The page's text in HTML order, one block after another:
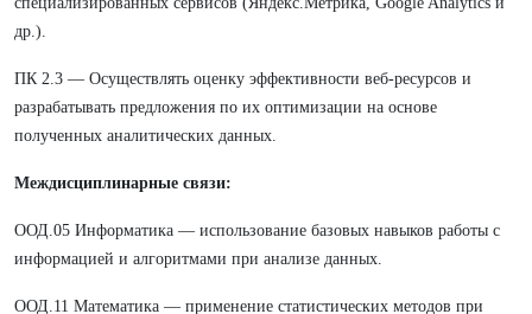
др.).
ПК 2.3 — Осуществлять оценку эффективности веб-ресурсов и
разрабатывать предложения по их оптимизации на основе
полученных аналитических данных.
Междисциплинарные связи:
ООД.05 Информатика — использование базовых навыков работы с
информацией и алгоритмами при анализе данных.
ООД.11 Математика — применение статистических методов при